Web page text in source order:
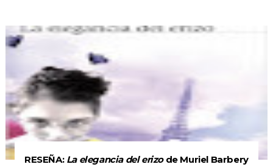
RESEÑA: La elegancia del erizode Muriel Barbery